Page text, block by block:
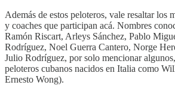
Además de estos peloteros, vale resaltar los
y coaches que participan acá. Nombres
Ramón Riscart, Arleys Sánchez, Pablo
Rodríguez, Noel Guerra Cantero, Norge
Julio Rodríguez, por solo mencionar
peloteros cubanos nacidos en Italia como
Ernesto Wong).